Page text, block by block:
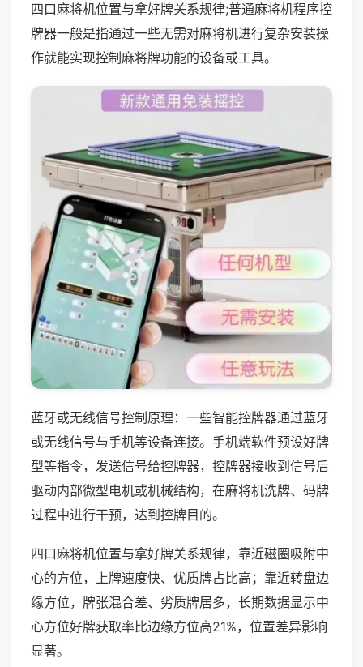
四口麻将机位置与拿好牌关系规律;普通麻将机程序控
牌器一般是指通过一些无需对麻将机进行复杂安装操
作就能实现控制麻将牌功能的设备或工具。
蓝牙或无线信号控制原理：一些智能控牌器通过蓝牙
或无线信号与手机等设备连接。手机端软件预设好牌
型等指令，发送信号给控牌器，控牌器接收到信号后
驱动内部微型电机或机械结构，在麻将机洗牌、码牌
过程中进行干预，达到控牌目的。
四口麻将机位置与拿好牌关系规律，靠近磁圈吸附中
心的方位，上牌速度快、优质牌占比高；靠近转盘边
缘方位，牌张混合差、劣质牌居多，长期数据显示中
心方位好牌获取率比边缘方位高21%，位置差异影响
显著。